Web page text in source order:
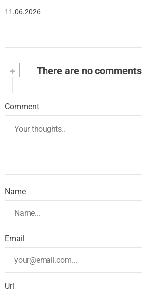
11.06.2026
+ There are no comments
Comment
Name
Email
Url